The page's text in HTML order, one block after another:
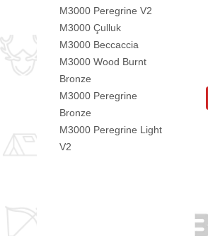
M3000 Peregrine V2
M3000 Çulluk
M3000 Beccaccia
M3000 Wood Burnt
Bronze
M3000 Peregrine
Bronze
M3000 Peregrine Light
V2